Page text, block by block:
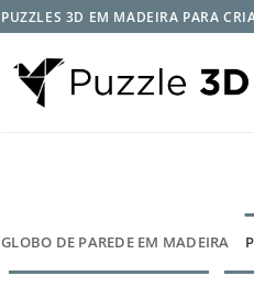
PUZZLES 3D EM MADEIRA PARA
GLOBO DE PAREDE EM MADEIRA